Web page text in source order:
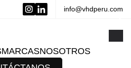
info@vhdperu.com
MARCASNOSOTROS